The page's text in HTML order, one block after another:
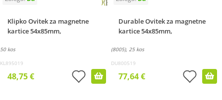
Klipko Ovitek za magnetne
kartice 54x85mm,
50 kos
KL895019
48,75 €
Durable Ovitek za magnetne
kartice 54x85mm,
(8005), 25 kos
DU800519
77,64 €